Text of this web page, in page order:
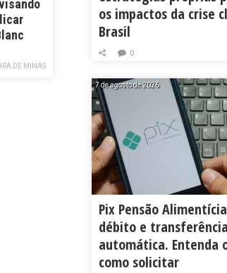
DE MINAS
os impactos da crise
Brasil
0
7 de agosto de 2026
Pix Pensão
débito e transferência
automática. Entenda
como solicitar